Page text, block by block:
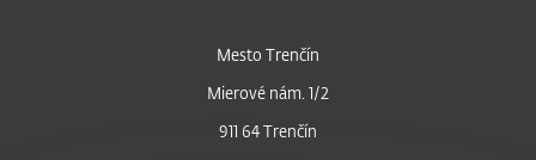
Mesto Trenčín
Mierové nám. 1/2
911 64 Trenčín